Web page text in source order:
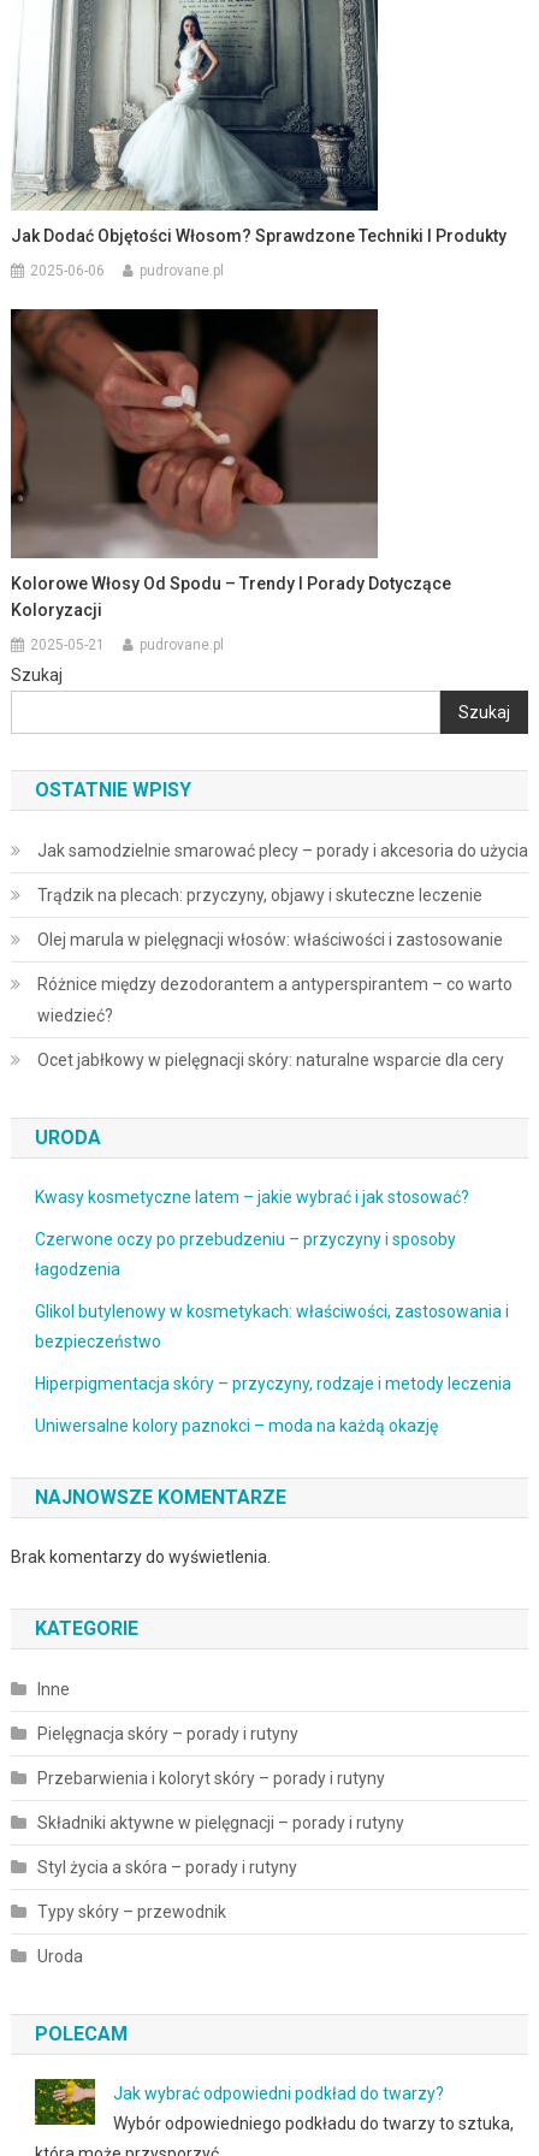
Jak Dodać Objętości Włosom? Sprawdzone Techniki I Produkty
2025-06-06 pudrovane.pl
Kolorowe Włosy Od Spodu – Trendy I Porady Dotyczące
Koloryzacji
2025-05-21 pudrovane.pl
Szukaj
Szukaj
OSTATNIE WPISY
Jak samodzielnie smarować plecy – porady i akcesoria do użycia
Trądzik na plecach: przyczyny, objawy i skuteczne leczenie
Olej marula w pielęgnacji włosów: właściwości i zastosowanie
Różnice między dezodorantem a antyperspirantem – co warto
wiedzieć?
Ocet jabłkowy w pielęgnacji skóry: naturalne wsparcie dla cery
URODA
Kwasy kosmetyczne latem – jakie wybrać i jak stosować?
Czerwone oczy po przebudzeniu – przyczyny i sposoby
łagodzenia
Glikol butylenowy w kosmetykach: właściwości, zastosowania i
bezpieczeństwo
Hiperpigmentacja skóry – przyczyny, rodzaje i metody leczenia
Uniwersalne kolory paznokci – moda na każdą okazję
NAJNOWSZE KOMENTARZE
Brak komentarzy do wyświetlenia.
KATEGORIE
Inne
Pielęgnacja skóry – porady i rutyny
Przebarwienia i koloryt skóry – porady i rutyny
Składniki aktywne w pielęgnacji – porady i rutyny
Styl życia a skóra – porady i rutyny
Typy skóry – przewodnik
Uroda
POLECAM
Jak wybrać odpowiedni podkład do twarzy?
Wybór odpowiedniego podkładu do twarzy to sztuka,